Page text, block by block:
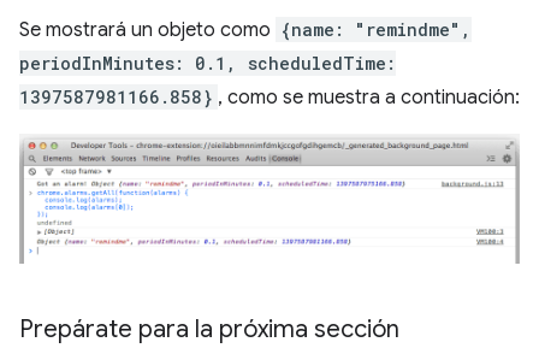
Se mostrará un objeto como {name: "remindme",
periodInMinutes: 0.1, scheduledTime:
1397587981166.858} , como se muestra a continuación:
Prepárate para la próxima sección